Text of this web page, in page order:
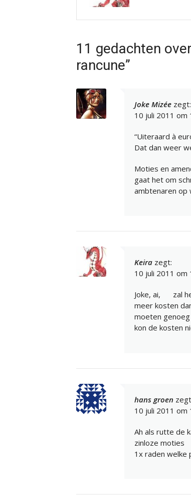
11 gedachten
rancune”
Joke Mizée zegt:
10 juli 2011 om
“Uiteraard à
Dat dan weer
Moties en
gaat het om
ambtenaren op
Keira zegt:
10 juli 2011 om
Joke, ai,
zal
meer kosten
moeten
kon de kosten
hans groen
10 juli 2011 om
Ah als rutte de
zinloze moties
1x raden welke